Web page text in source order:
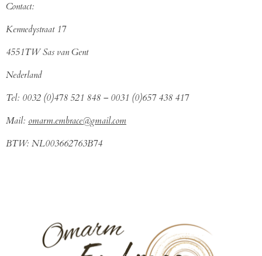
Contact:
Kennedystraat 17
4551TW Sas van Gent
Nederland
Tel: 0032 (0)478 521 848 – 0031 (0)657 438 417
Mail: omarm.embrace@gmail.com
BTW: NL003662763B74